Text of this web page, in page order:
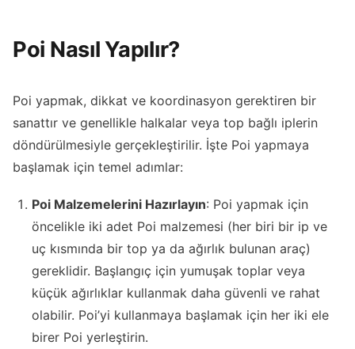
Poi Nasıl Yapılır?
Poi yapmak, dikkat ve koordinasyon gerektiren bir
sanattır ve genellikle halkalar veya top bağlı iplerin
döndürülmesiyle gerçekleştirilir. İşte Poi yapmaya
başlamak için temel adımlar:
Poi Malzemelerini Hazırlayın: Poi yapmak için
öncelikle iki adet Poi malzemesi (her biri bir ip ve
uç kısmında bir top ya da ağırlık bulunan araç)
gereklidir. Başlangıç için yumuşak toplar veya
küçük ağırlıklar kullanmak daha güvenli ve rahat
olabilir. Poi’yi kullanmaya başlamak için her iki ele
birer Poi yerleştirin.